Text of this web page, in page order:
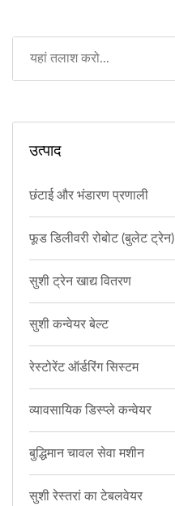
उत्पाद
छंटाई और भंडारण प्रणाली
फूड डिलीवरी रोबोट (बुलेट ट्रेन)
सुशी ट्रेन खाद्य वितरण
सुशी कन्वेयर बेल्ट
रेस्टोरेंट ऑर्डरिंग सिस्टम
व्यावसायिक डिस्प्ले कन्वेयर
बुद्धिमान चावल सेवा मशीन
सुशी रेस्तरां का टेबलवेयर